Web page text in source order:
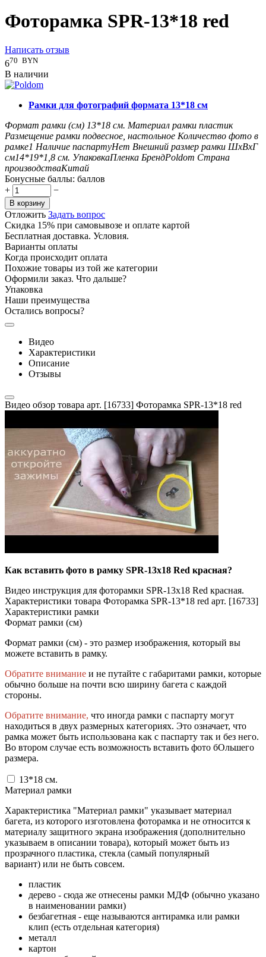
Фоторамка SPR-13*18 red
Написать отзыв
670 BYN
В наличии
Рамки для фотографий формата 13*18 см
Формат рамки (см) 13*18 см. Материал рамки пластик
Размещение рамки подвесное, настольное Количество фото в
рамке1 Наличие паспартуНет Внешний размер рамки ШxВxГ
см14*19*1,8 см. УпаковкаПленка БрендPoldom Страна
производстваКитай
Бонусные баллы: баллов
+
−
В корзину
Отложить Задать вопрос
Скидка 15% при самовывозе и оплате картой
Бесплатная доставка. Условия.
Варианты оплаты
Когда происходит оплата
Похожие товары из той же категории
Оформили заказ. Что дальше?
Упаковка
Наши преимущества
Остались вопросы?
Видео
Характеристики
Описание
Отзывы
Видео обзор товара арт. [16733] Фоторамка SPR-13*18 red
Как вставить фото в рамку SPR-13x18 Red красная?
Видео инструкция для фоторамки SPR-13x18 Red красная.
Характеристики товара Фоторамка SPR-13*18 red арт. [16733]
Характеристики рамки
Формат рамки (см)
Формат рамки (см) - это размер изображения, который вы
можете вставить в рамку.
Обратите внимание и не путайте с габаритами рамки, которые
обычно больше на почти всю ширину багета с каждой
стороны.
Обратите внимание, что иногда рамки с паспарту могут
находиться в двух размерных категориях. Это означает, что
рамка может быть использована как с паспарту так и без него.
Во втором случае есть возможность вставить фото бОльшего
размера.
13*18 см.
Материал рамки
Характеристика "Материал рамки" указывает материал
багета, из которого изготовлена фоторамка и не относится к
материалу защитного экрана изображения (дополнительно
указываем в описании товара), который может быть из
прозрачного пластика, стекла (самый популярный
вариант) или не быть совсем.
пластик
дерево - сюда же отнесены рамки МДФ (обычно указано
в наименовании рамки)
безбагетная - еще называются антирамка или рамки
клип (есть отдельная категория)
металл
картон